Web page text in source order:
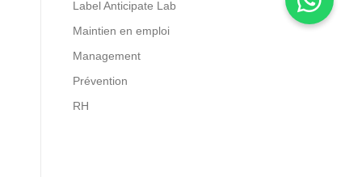
Label Anticipate Lab
Maintien en emploi
Management
Prévention
RH